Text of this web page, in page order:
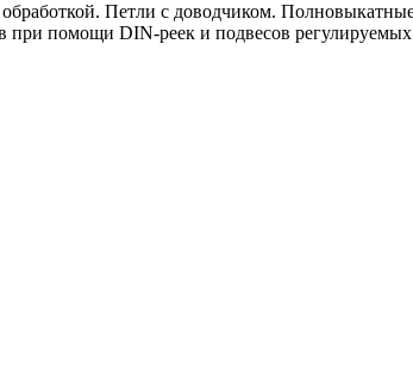
Петли с доводчиком.
помощи DIN-реек и подвесов